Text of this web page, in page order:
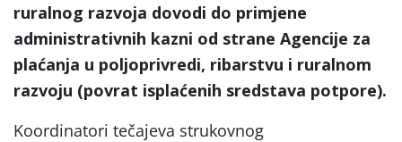
ruralnog razvoja dovodi do primjene
administrativnih kazni od strane Agencije za
plaćanja u poljoprivredi, ribarstvu i ruralnom
razvoju (povrat isplaćenih sredstava potpore).
Koordinatori tečajeva strukovnog